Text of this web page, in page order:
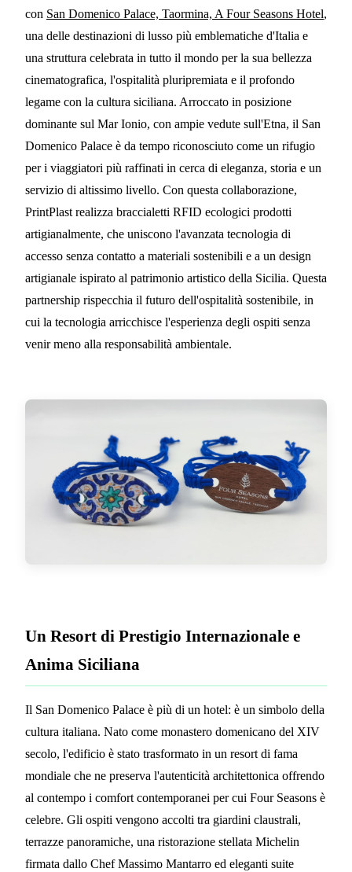
San Domenico Palace,
Taormina – un hotel Four
Seasons
8 MIN DI LETTURA
con San Domenico Palace, Taormina, A Four Seasons Hotel,
una delle destinazioni di lusso più emblematiche d'Italia e
una struttura celebrata in tutto il mondo per la sua bellezza
cinematografica, l'ospitalità pluripremiata e il profondo
legame con la cultura siciliana. Arroccato in posizione
dominante sul Mar Ionio, con ampie vedute sull'Etna, il San
Domenico Palace è da tempo riconosciuto come un rifugio
per i viaggiatori più raffinati in cerca di eleganza, storia e un
servizio di altissimo livello. Con questa collaborazione,
PrintPlast realizza braccialetti RFID ecologici prodotti
artigianalmente, che uniscono l'avanzata tecnologia di
accesso senza contatto a materiali sostenibili e a un design
artigianale ispirato al patrimonio artistico della Sicilia. Questa
partnership rispecchia il futuro dell'ospitalità sostenibile, in
cui la tecnologia arricchisce l'esperienza degli ospiti senza
venir meno alla responsabilità ambientale.
Un Resort di Prestigio Internazionale e
Anima Siciliana
Il San Domenico Palace è più di un hotel: è un simbolo della
cultura italiana. Nato come monastero domenicano del XIV
secolo, l'edificio è stato trasformato in un resort di fama
mondiale che ne preserva l'autenticità architettonica offrendo
al contempo i comfort contemporanei per cui Four Seasons è
celebre. Gli ospiti vengono accolti tra giardini claustrali,
terrazze panoramiche, una ristorazione stellata Michelin
firmata dallo Chef Massimo Mantarro ed eleganti suite